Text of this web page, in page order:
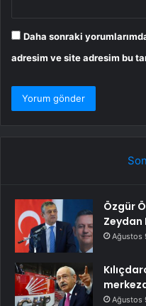
Daha sonraki
adresim ve site adresim bu
Özgür
Zeydan
Ağustos
Ağustos